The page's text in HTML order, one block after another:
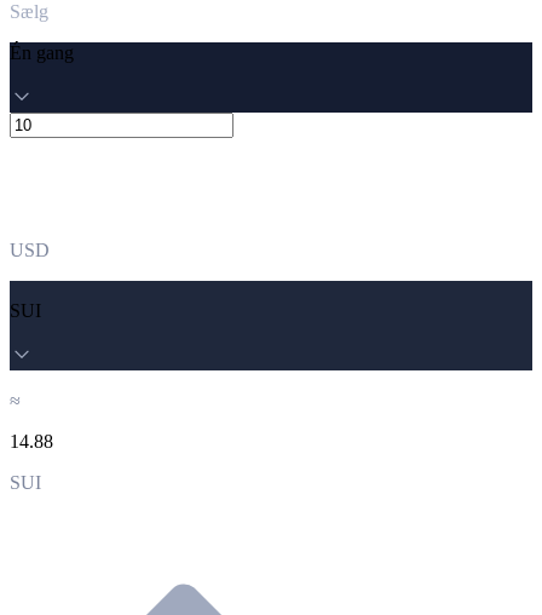
Sælg
Én gang
USD
SUI
≈
14.88
SUI